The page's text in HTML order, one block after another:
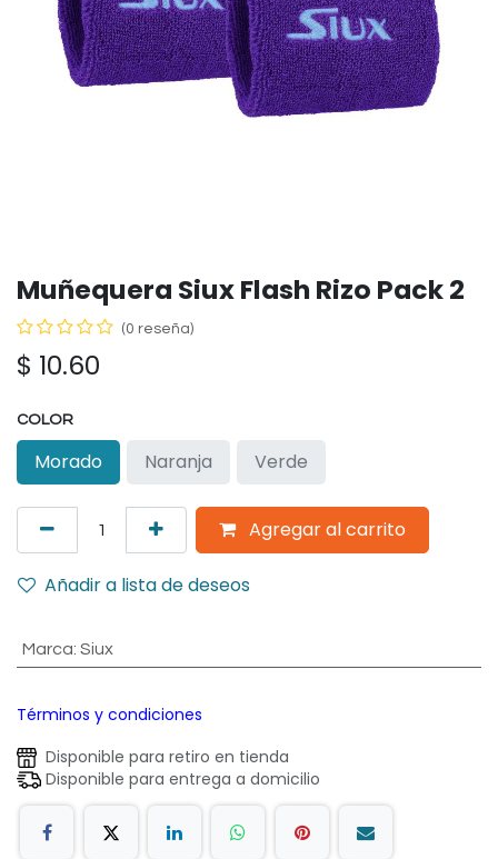
Muñequera Siux Flash Rizo Pack 2
(0 reseña)
$ 10.60
COLOR
Morado Naranja Verde
Agregar al carrito
Añadir a lista de deseos
Marca: Siux
Términos y condiciones
Disponible para retiro en tienda
Disponible para entrega a domicilio